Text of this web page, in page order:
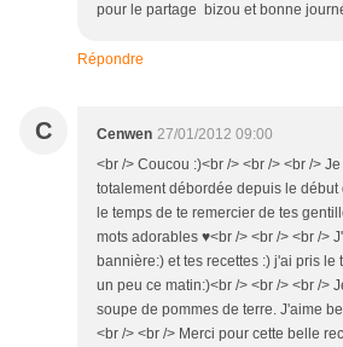
pour le partage bizou et bonne
Répondre
C Cenwen 27/01/2012 09:00
<br /> Coucou :)<br /> <br /> <br />
totalement débordée depuis le début
le temps de te remercier de tes
mots adorables ♥<br /> <br /> <br />
bannière:) et tes recettes :) j'ai pris le
un peu ce matin:)<br /> <br /> <br />
soupe de pommes de terre. J'aime
<br /> <br /> Merci pour cette belle